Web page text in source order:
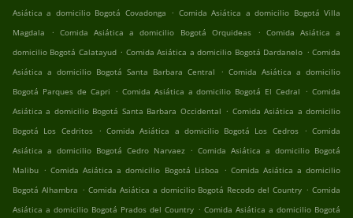
Asiática a domicilio Bogotá Covadonga . Comida Asiática a domicilio Bogotá Villa
Magdala
. Comida Asiática a domicilio Bogotá Orquideas . Comida Asiática a
domicilio Bogotá Calatayud . Comida Asiática a domicilio Bogotá Dardanelo . Comida
Asiática a domicilio Bogotá Santa Barbara Central
. Comida Asiática a domicilio
Bogotá Parques de Capri . Comida Asiática a domicilio Bogotá El Cedral . Comida
Asiática a domicilio Bogotá Santa Barbara Occidental . Comida Asiática a domicilio
Bogotá Los Cedritos
. Comida Asiática a domicilio Bogotá Los Cedros . Comida
Asiática a domicilio Bogotá Cedro Narvaez . Comida Asiática a domicilio Bogotá
Malibu . Comida Asiática a domicilio Bogotá Lisboa . Comida Asiática a domicilio
Bogotá Alhambra . Comida Asiática a domicilio Bogotá Recodo del Country . Comida
Asiática a domicilio Bogotá Prados del Country . Comida Asiática a domicilio Bogotá